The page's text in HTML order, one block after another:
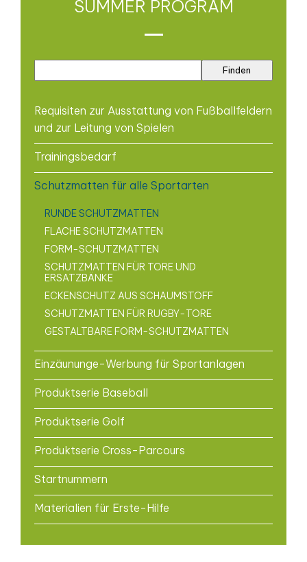
SUMMER PROGRAM
Requisiten zur Ausstattung von Fußballfeldern
und zur Leitung von Spielen
Trainingsbedarf
Schutzmatten für alle Sportarten
RUNDE SCHUTZMATTEN
FLACHE SCHUTZMATTEN
FORM-SCHUTZMATTEN
SCHUTZMATTEN FÜR TORE UND
ERSATZBÄNKE
ECKENSCHUTZ AUS SCHAUMSTOFF
SCHUTZMATTEN FÜR RUGBY-TORE
GESTALTBARE FORM-SCHUTZMATTEN
Einzäununge-Werbung für Sportanlagen
Produktserie Baseball
Produktserie Golf
Produktserie Cross-Parcours
Startnummern
Materialien für Erste-Hilfe